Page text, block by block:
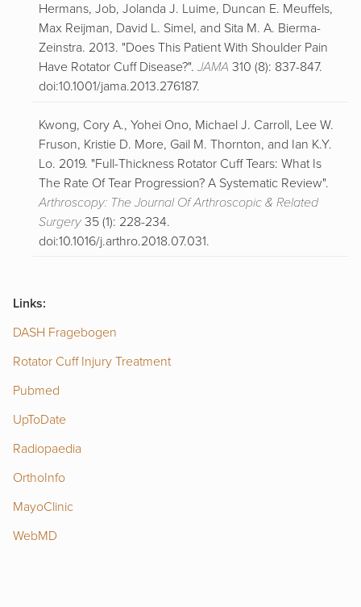
Hermans, Job, Jolanda J. Luime, Duncan E. Meuffels,
Max Reijman, David L. Simel, and Sita M. A. Bierma-
Zeinstra. 2013. "Does This Patient With Shoulder Pain
Have Rotator Cuff Disease?". JAMA 310 (8): 837-847.
doi:10.1001/jama.2013.276187.
Kwong, Cory A., Yohei Ono, Michael J. Carroll, Lee W.
Fruson, Kristie D. More, Gail M. Thornton, and Ian K.Y.
Lo. 2019. "Full-Thickness Rotator Cuff Tears: What Is
The Rate Of Tear Progression? A Systematic Review".
Arthroscopy: The Journal Of Arthroscopic & Related
Surgery 35 (1): 228-234.
doi:10.1016/j.arthro.2018.07.031.
Links:
DASH Fragebogen
Rotator Cuff Injury Treatment
Pubmed
UpToDate
Radiopaedia
OrthoInfo
MayoClinic
WebMD